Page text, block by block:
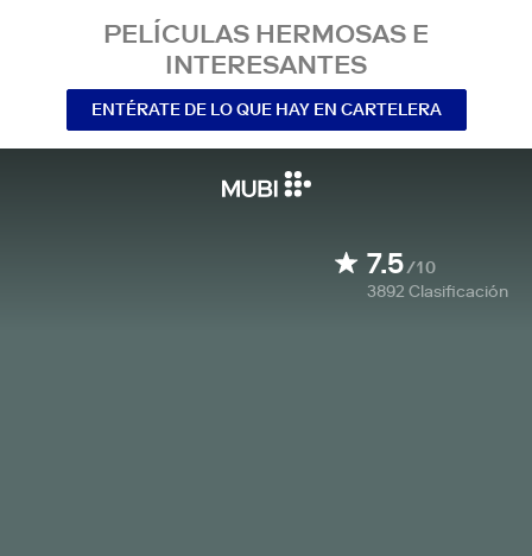
PELÍCULAS HERMOSAS E
INTERESANTES
ENTÉRATE DE LO QUE HAY EN CARTELERA
7.5/10
3892 Clasificación